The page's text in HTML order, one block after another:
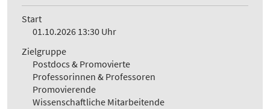
Start
01.10.2026 13:30 Uhr
Zielgruppe
Postdocs & Promovierte
Professorinnen & Professoren
Promovierende
Wissenschaftliche Mitarbeitende